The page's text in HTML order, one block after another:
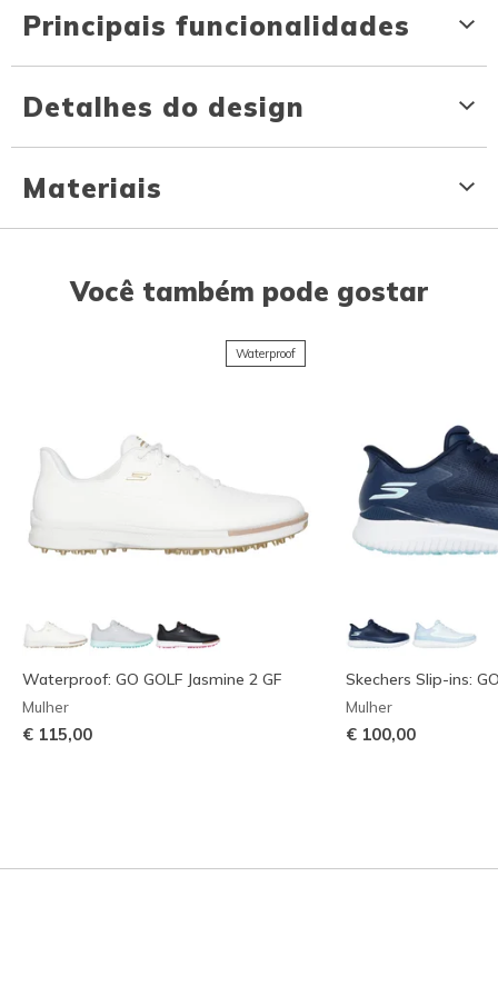
Principais funcionalidades
Detalhes do design
Materiais
Você também pode gostar
Waterproof
Waterproof: GO GOLF Jasmine 2 GF
Mulher
€ 115,00
Skechers Slip-ins:
Mulher
€ 100,00